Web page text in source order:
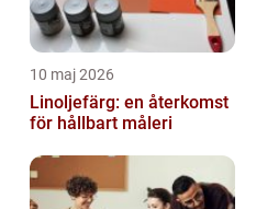
10 maj 2026
Linoljefärg: en återkomst
för hållbart måleri